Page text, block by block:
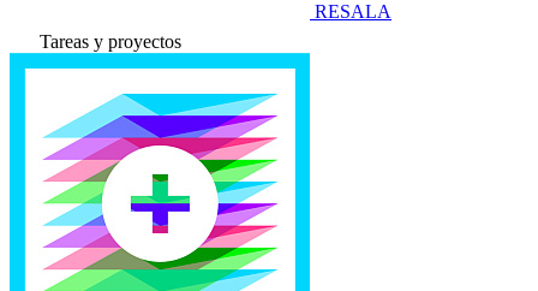
RESALA
Tareas y proyectos